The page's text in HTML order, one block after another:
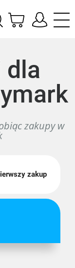
dla
zakupy w
zakup